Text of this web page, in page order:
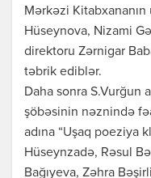
Mərkəzi
Hüseynova, Nizami
direktoru Zərnigar
təbrik ediblər.
Daha sonra S.Vurğun
şöbəsinin nəznində
adına “Uşaq poeziya
Hüseynzadə, Rəsul
Bağıyeva, Zəhra